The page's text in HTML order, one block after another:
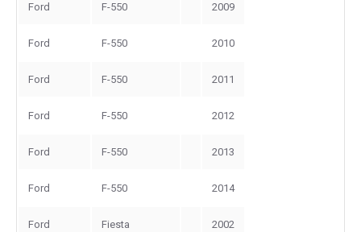
Ford F-550 2009
Ford F-550 2010
Ford F-550 2011
Ford F-550 2012
Ford F-550 2013
Ford F-550 2014
Ford Fiesta 2002